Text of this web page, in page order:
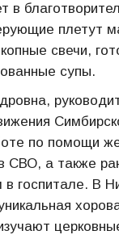
в
плетут
свечи,
супы.
по помощи
СВО, а также
госпитале. В